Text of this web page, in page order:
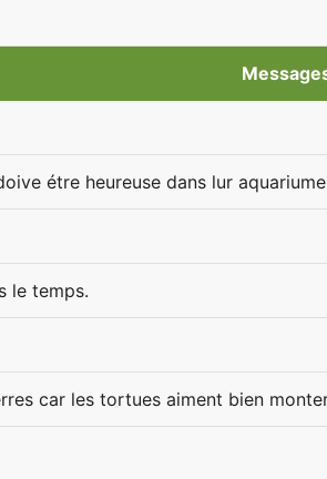
étre heureuse dans lur
le temps.
car les tortues aiment bien